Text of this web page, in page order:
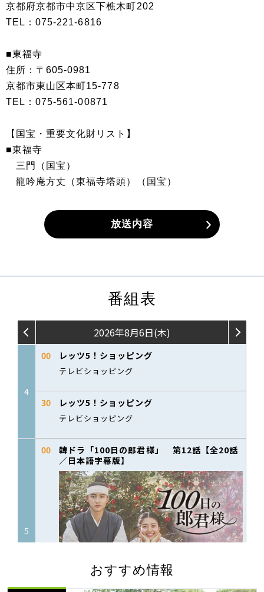
京都府京都市中京区下樵木町202
TEL：075-221-6816
■東福寺
住所：〒605-0981
京都市東山区本町15-778
TEL：075-561-00871
【国宝・重要文化財リスト】
■東福寺
三門（国宝）
龍吟庵方丈（東福寺塔頭）（国宝）
放送内容
番組表
おすすめ情報